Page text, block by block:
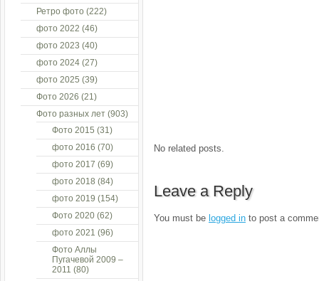
No related posts.
Leave a Reply
You must be logged in to post a
Ретро фото (222)
фото 2022 (46)
фото 2023 (40)
фото 2024 (27)
фото 2025 (39)
Фото 2026 (21)
Фото разных лет (903)
Фото 2015 (31)
фото 2016 (70)
фото 2017 (69)
фото 2018 (84)
фото 2019 (154)
Фото 2020 (62)
фото 2021 (96)
Фото Аллы
Пугачевой 2009 –
2011 (80)